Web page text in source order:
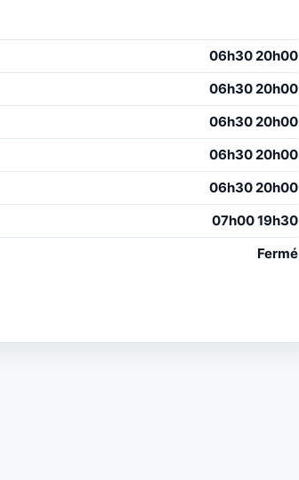
06h30 20h00
06h30 20h00
06h30 20h00
06h30 20h00
06h30 20h00
07h00 19h30
Fermé